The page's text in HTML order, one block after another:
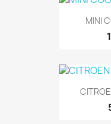
MINI